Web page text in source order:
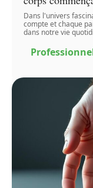
Dans l'univers
compte et chaque
dans notre vie